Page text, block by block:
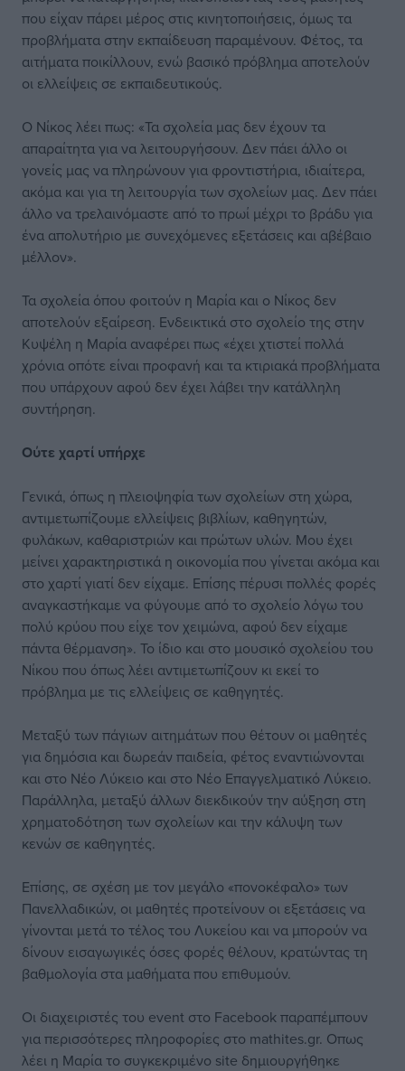
που είχαν πάρει μέρος στις κινητοποιήσεις, όμως τα
προβλήματα στην εκπαίδευση παραμένουν. Φέτος, τα
αιτήματα ποικίλλουν, ενώ βασικό πρόβλημα αποτελούν
οι ελλείψεις σε εκπαιδευτικούς.
Ο Νίκος λέει πως: «Τα σχολεία μας δεν έχουν τα
απαραίτητα για να λειτουργήσουν. Δεν πάει άλλο οι
γονείς μας να πληρώνουν για φροντιστήρια, ιδιαίτερα,
ακόμα και για τη λειτουργία των σχολείων μας. Δεν πάει
άλλο να τρελαινόμαστε από το πρωί μέχρι το βράδυ για
ένα απολυτήριο με συνεχόμενες εξετάσεις και αβέβαιο
μέλλον».
Τα σχολεία όπου φοιτούν η Μαρία και ο Νίκος δεν
αποτελούν εξαίρεση. Ενδεικτικά στο σχολείο της στην
Κυψέλη η Μαρία αναφέρει πως «έχει χτιστεί πολλά
χρόνια οπότε είναι προφανή και τα κτιριακά προβλήματα
που υπάρχουν αφού δεν έχει λάβει την κατάλληλη
συντήρηση.
Ούτε χαρτί υπήρχε
Γενικά, όπως η πλειοψηφία των σχολείων στη χώρα,
αντιμετωπίζουμε ελλείψεις βιβλίων, καθηγητών,
φυλάκων, καθαριστριών και πρώτων υλών. Μου έχει
μείνει χαρακτηριστικά η οικονομία που γίνεται ακόμα και
στο χαρτί γιατί δεν είχαμε. Επίσης πέρυσι πολλές φορές
αναγκαστήκαμε να φύγουμε από το σχολείο λόγω του
πολύ κρύου που είχε τον χειμώνα, αφού δεν είχαμε
πάντα θέρμανση». Το ίδιο και στο μουσικό σχολείου του
Νίκου που όπως λέει αντιμετωπίζουν κι εκεί το
πρόβλημα με τις ελλείψεις σε καθηγητές.
Μεταξύ των πάγιων αιτημάτων που θέτουν οι μαθητές
για δημόσια και δωρεάν παιδεία, φέτος εναντιώνονται
και στο Νέο Λύκειο και στο Νέο Επαγγελματικό Λύκειο.
Παράλληλα, μεταξύ άλλων διεκδικούν την αύξηση στη
χρηματοδότηση των σχολείων και την κάλυψη των
κενών σε καθηγητές.
Επίσης, σε σχέση με τον μεγάλο «πονοκέφαλο» των
Πανελλαδικών, οι μαθητές προτείνουν οι εξετάσεις να
γίνονται μετά το τέλος του Λυκείου και να μπορούν να
δίνουν εισαγωγικές όσες φορές θέλουν, κρατώντας τη
βαθμολογία στα μαθήματα που επιθυμούν.
Οι διαχειριστές του event στο Facebook παραπέμπουν
για περισσότερες πληροφορίες στο mathites.gr. Oπως
λέει η Μαρία το συγκεκριμένο site δημιουργήθηκε